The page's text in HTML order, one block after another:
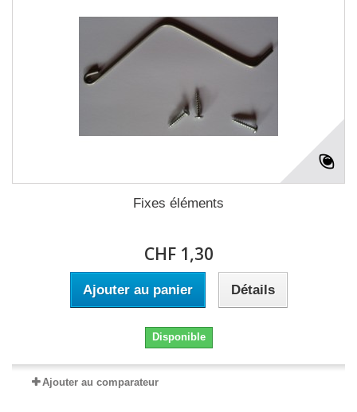
Fixes éléments
CHF 1,30
Ajouter au panier Détails
Disponible
Ajouter au comparateur